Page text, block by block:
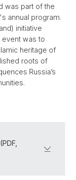
was part of the
annual program.
initiative
was to
heritage of
roots of
Russia’s